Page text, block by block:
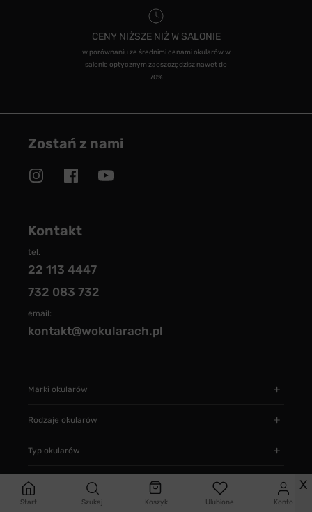
Start Szukaj Koszyk Ulubione Konto
CENY NIŻSZE NIŻ W SALONIE
w porównaniu ze średnimi cenami okularów w
salonie optycznym zaoszczędzisz nawet do
70%
Zostań z nami
Kontakt
tel.
22 113 4447
732 083 732
email:
kontakt@wokularach.pl
Marki okularów
Rodzaje okularów
Typ okularów
Informacje X